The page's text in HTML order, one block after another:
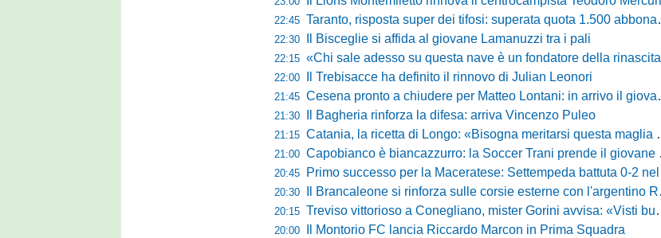
22:45 Taranto, risposta super dei tifosi: superata quota 1.500 abbonamenti
22:30 Il Bisceglie si affida al giovane Lamanuzzi tra i pali
22:15 «Chi sale adesso su questa nave è un fondatore della rinascita»: Davis carica l'ambiente Messina
22:00 Il Trebisacce ha definito il rinnovo di Julian Leonori
21:45 Cesena pronto a chiudere per Matteo Lontani: in arrivo il giovane talento dello Spezia
21:30 Il Bagheria rinforza la difesa: arriva Vincenzo Puleo
21:15 Catania, la ricetta di Longo: «Bisogna meritarsi questa maglia ogni singolo giorno»
21:00 Capobianco è biancazzurro: la Soccer Trani prende il giovane attaccante ex Monopoli
20:45 Primo successo per la Maceratese: Settempeda battuta 0-2 nella ripresa
20:30 Il Brancaleone si rinforza sulle corsie esterne con l'argentino Rotela
20:15 Treviso vittorioso a Conegliano, mister Gorini avvisa: «Visti buoni spunti, ma c'è ancora tanto da lavorare»
20:00 Il Montorio FC lancia Riccardo Marcon in Prima Squadra